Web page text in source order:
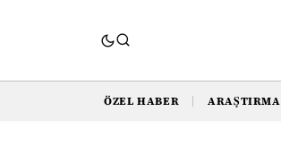
ÖZEL HABER ARAŞTIRMA